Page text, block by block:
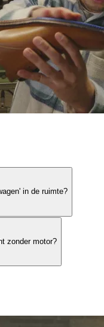
in de ruimte?
zonder motor?